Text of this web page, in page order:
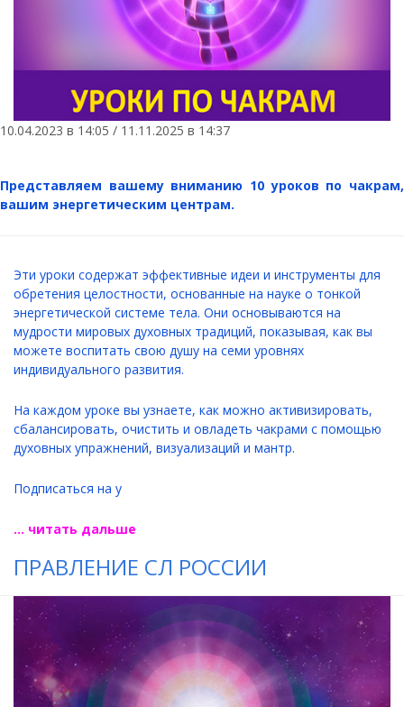
10.04.2023 в 14:05 / 11.11.2025 в 14:37
Представляем вашему вниманию 10 уроков по чакрам,
вашим энергетическим центрам.
Эти уроки содержат эффективные идеи и инструменты для
обретения целостности, основанные на науке о тонкой
энергетической системе тела. Они основываются на
мудрости мировых духовных традиций, показывая, как вы
можете воспитать свою душу на семи уровнях
индивидуального развития.
На каждом уроке вы узнаете, как можно активизировать,
сбалансировать, очистить и овладеть чакрами с помощью
духовных упражнений, визуализаций и мантр.
Подписаться на у
... читать дальше
ПРАВЛЕНИЕ СЛ РОССИИ